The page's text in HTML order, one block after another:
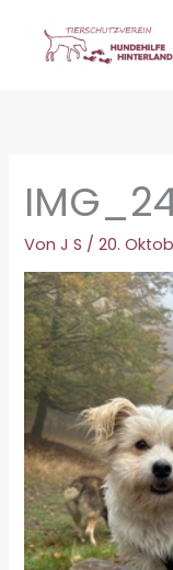
springen
VonJ S /20.